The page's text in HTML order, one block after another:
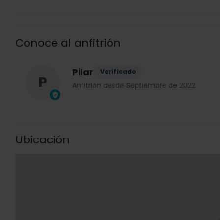
Conoce al anfitrión
P
Pilar Verificado
Anfitrión desde Septiembre de 2022
Ubicación